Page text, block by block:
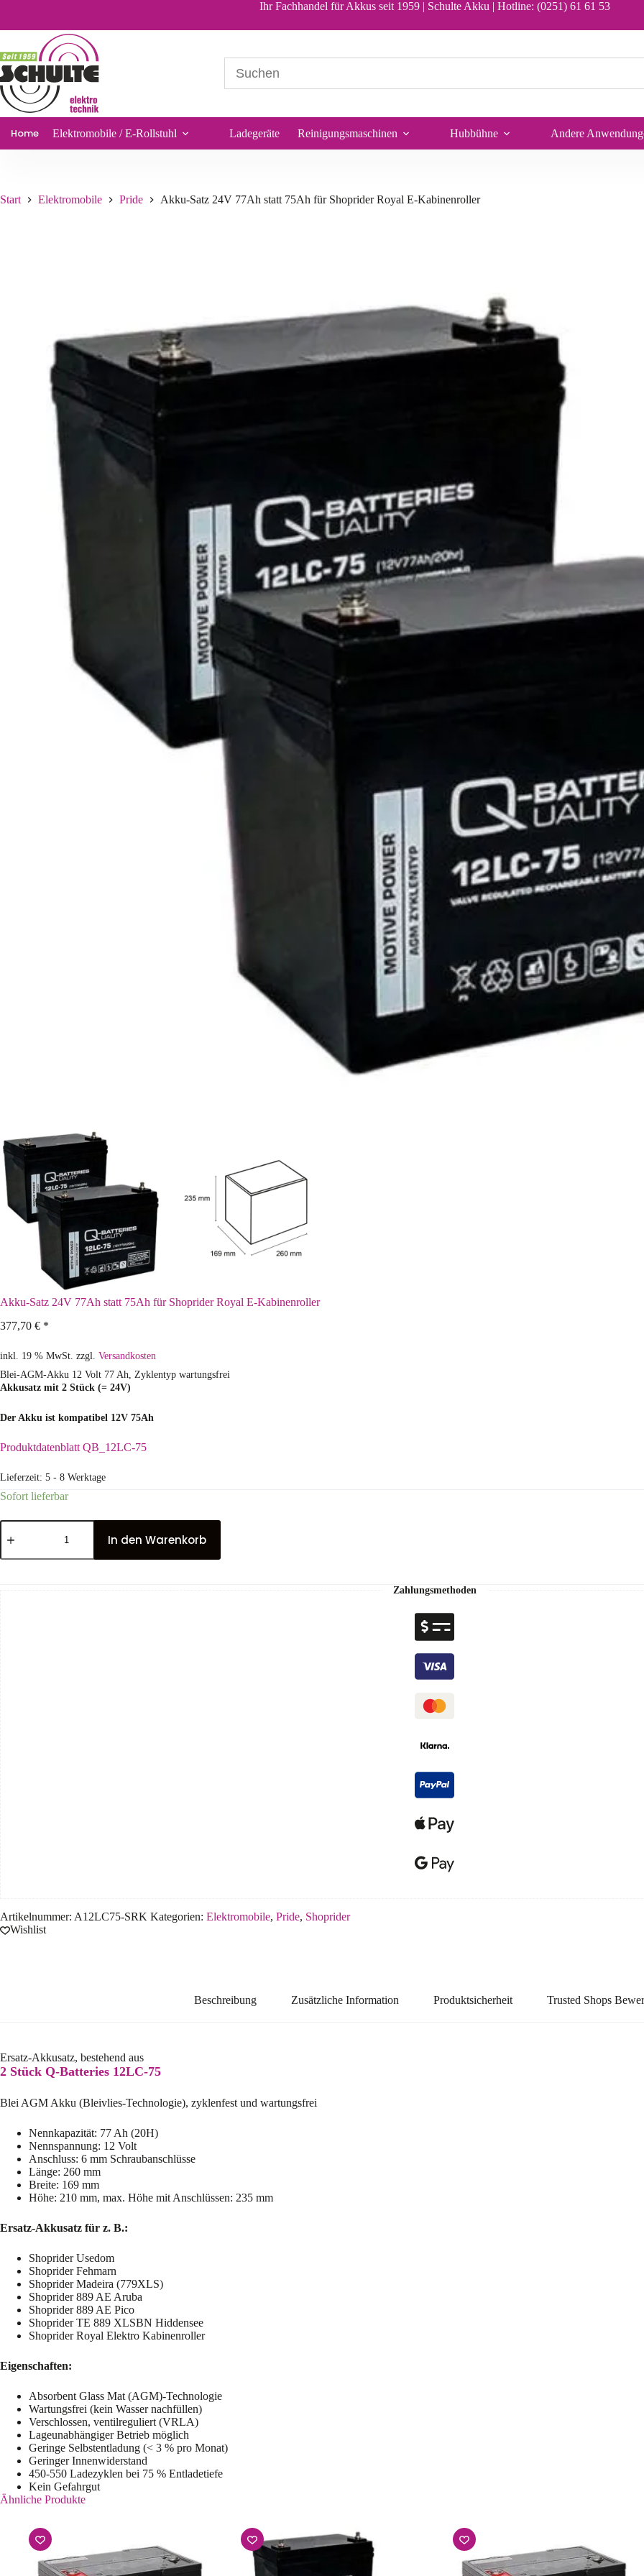
In den Warenkorb
Ihr Fachhandel für Akkus seit 1959 | Schulte Akku | Hotline: (0251) 61 61 53
Home Elektromobile / E-Rollstuhl Ladegeräte Reinigungsmaschinen Hubbühne Andere
Start Elektromobile Pride Akku-Satz 24V 77Ah statt 75Ah für Shoprider Royal E-Kabinenroller
Akku-Satz 24V 77Ah statt 75Ah für Shoprider Royal E-Kabinenroller
377,70 € *
inkl. 19 % MwSt. zzgl. Versandkosten
Blei-AGM-Akku 12 Volt 77 Ah, Zyklentyp wartungsfrei
Akkusatz mit 2 Stück (= 24V)
Der Akku ist kompatibel 12V 75Ah
Produktdatenblatt QB_12LC-75
Lieferzeit: 5 - 8 Werktage
Sofort lieferbar
In den Warenkorb
Zahlungsmethoden
Artikelnummer: A12LC75-SRK Kategorien: Elektromobile, Pride, Shoprider
Wishlist
Beschreibung Zusätzliche Information Produktsicherheit Trusted Shops
Ersatz-Akkusatz, bestehend aus
2 Stück Q-Batteries 12LC-75
Blei AGM Akku (Bleivlies-Technologie), zyklenfest und wartungsfrei
Nennkapazität: 77 Ah (20H)
Nennspannung: 12 Volt
Anschluss: 6 mm Schraubanschlüsse
Länge: 260 mm
Breite: 169 mm
Höhe: 210 mm, max. Höhe mit Anschlüssen: 235 mm
Ersatz-Akkusatz für z. B.:
Shoprider Usedom
Shoprider Fehmarn
Shoprider Madeira (779XLS)
Shoprider 889 AE Aruba
Shoprider 889 AE Pico
Shoprider TE 889 XLSBN Hiddensee
Shoprider Royal Elektro Kabinenroller
Eigenschaften:
Absorbent Glass Mat (AGM)-Technologie
Wartungsfrei (kein Wasser nachfüllen)
Verschlossen, ventilreguliert (VRLA)
Lageunabhängiger Betrieb möglich
Geringe Selbstentladung (< 3 % pro Monat)
Geringer Innenwiderstand
450-550 Ladezyklen bei 75 % Entladetiefe
Kein Gefahrgut
Ähnliche Produkte